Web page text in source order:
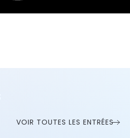
VOIR TOUTES LES ENTRÉES